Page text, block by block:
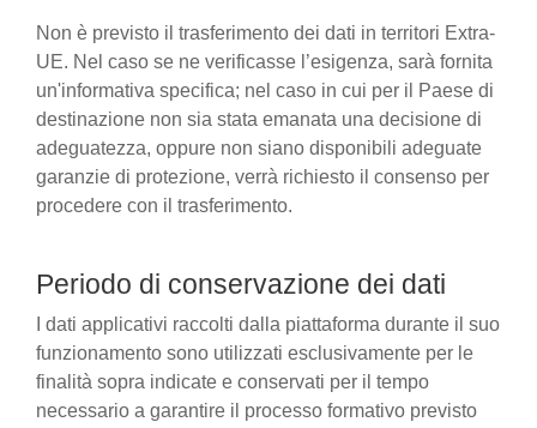
Non è previsto il trasferimento dei dati in territori Extra-
UE. Nel caso se ne verificasse l’esigenza, sarà fornita
un'informativa specifica; nel caso in cui per il Paese di
destinazione non sia stata emanata una decisione di
adeguatezza, oppure non siano disponibili adeguate
garanzie di protezione, verrà richiesto il consenso per
procedere con il trasferimento.
Periodo di conservazione dei dati
I dati applicativi raccolti dalla piattaforma durante il suo
funzionamento sono utilizzati esclusivamente per le
finalità sopra indicate e conservati per il tempo
necessario a garantire il processo formativo previsto